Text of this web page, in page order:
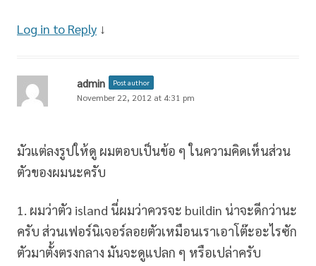
Log in to Reply ↓
admin Post author
November 22, 2012 at 4:31 pm
มัวแต่ลงรูปให้ดู ผมตอบเป็นข้อ ๆ ในความคิดเห็นส่วน
ตัวของผมนะครับ
1. ผมว่าตัว island นี่ผมว่าควรจะ buildin น่าจะดีกว่านะ
ครับ ส่วนเฟอร์นิเจอร์ลอยตัวเหมือนเราเอาโต๊ะอะไรซัก
ตัวมาตั้งตรงกลาง มันจะดูแปลก ๆ หรือเปล่าครับ